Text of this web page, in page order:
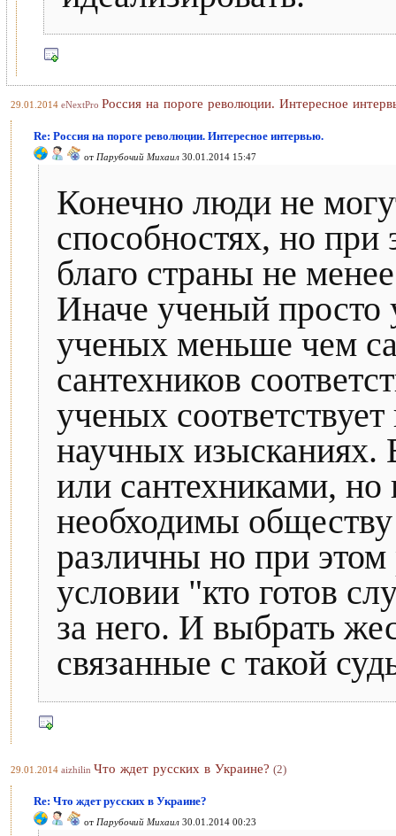
29.01.2014 eNextPro Россия на пороге революции. Интересное
Re: Россия на пороге революции. Интересное интервью.
от Парубочий Михаил 30.01.2014 15:47
Конечно люди не
способностях, но при
благо страны не
Иначе ученый просто
ученых меньше чем
сантехников
ученых
научных
или сантехниками, но
необходимы
различны но при
условии "кто готов
за него. И выбрать
связанные с такой
29.01.2014 aizhilin Что ждет русских в Украине? (2)
Re: Что ждет русских в Украине?
от Парубочий Михаил 30.01.2014 00:23